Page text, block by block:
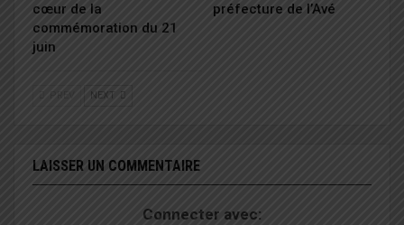
cœur de la
commémoration du 21
juin
préfecture de l’Avé
NEXT
LAISSER UN COMMENTAIRE
Connecter avec: